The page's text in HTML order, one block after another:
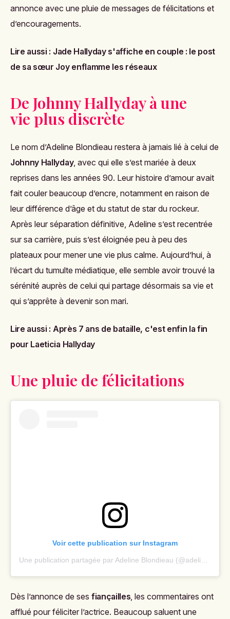
annonce avec une pluie de messages de félicitations et
d’encouragements.
Lire aussi : Jade Hallyday s'affiche en couple : le post
de sa sœur Joy enflamme les réseaux
De Johnny Hallyday à une
vie plus discrète
Le nom d’Adeline Blondieau restera à jamais lié à celui de
Johnny Hallyday, avec qui elle s’est mariée à deux
reprises dans les années 90. Leur histoire d’amour avait
fait couler beaucoup d’encre, notamment en raison de
leur différence d’âge et du statut de star du rockeur.
Après leur séparation définitive, Adeline s’est recentrée
sur sa carrière, puis s’est éloignée peu à peu des
plateaux pour mener une vie plus calme. Aujourd’hui, à
l’écart du tumulte médiatique, elle semble avoir trouvé la
sérénité auprès de celui qui partage désormais sa vie et
qui s’apprête à devenir son mari.
Lire aussi : Après 7 ans de bataille, c'est enfin la fin
pour Laeticia Hallyday
Une pluie de félicitations
Voir cette publication sur Instagram
Une publication partagée par Adeline Blondieau (@adeline.blondieau)
Dès l’annonce de ses fiançailles, les commentaires ont
afflué pour féliciter l’actrice. Beaucoup saluent une